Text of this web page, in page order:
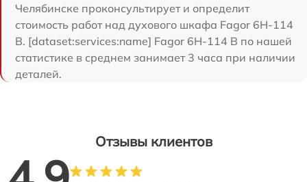
Челябинске проконсультирует и определит
стоимость работ над духового шкафа Fagor 6H-114
B. [dataset:services:name] Fagor 6H-114 B по нашей
статистике в среднем занимает 3 часа при наличии
деталей.
Отзывы клиентов